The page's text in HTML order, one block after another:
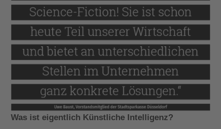
Was ist eigentlich Künstliche Intelligenz?